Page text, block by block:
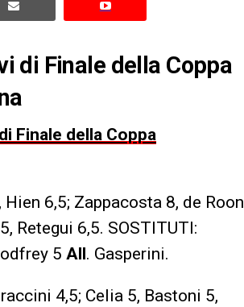
di Finale della Coppa
Finale della Coppa
6,5; Zappacosta 8, de Roon
Retegui 6,5. SOSTITUTI:
5 All. Gasperini.
4,5; Celia 5, Bastoni 5,